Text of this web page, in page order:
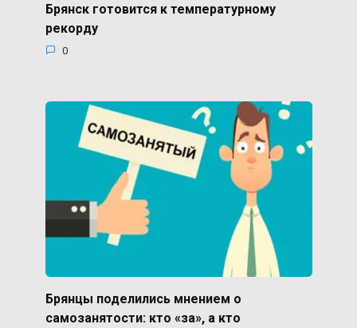
Брянск готовится к температурному
рекорду
0
Брянцы поделились мнением о
самозанятости: кто «за», а кто